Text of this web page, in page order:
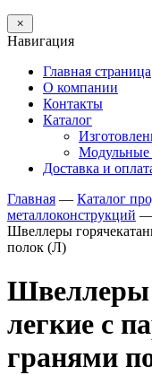
Навигация
Главная страница
О компании
Контакты
Каталог
Модульные
Доставка и
Главная — Каталог
металлоконструкций
Швеллеры
полок (Л)
Швеллеры
легкие с
гранями